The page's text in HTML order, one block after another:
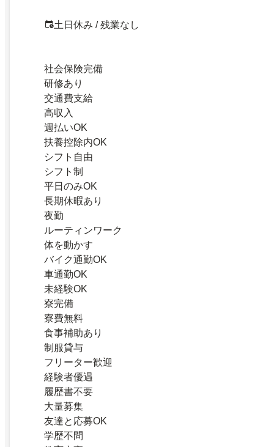
土日休み / 残業なし
社会保険完備
研修あり
交通費支給
高収入
週払いOK
扶養控除内OK
シフト自由
シフト制
平日のみOK
長期休暇あり
夜勤
ルーティンワーク
体を動かす
バイク通勤OK
車通勤OK
未経験OK
寮完備
寮費無料
食事補助あり
制服貸与
フリーター歓迎
経験者優遇
履歴書不要
大量募集
友達と応募OK
学歴不問